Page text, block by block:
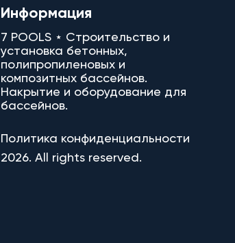
Информация
7 POOLS ⋆ Строительство и
установка бетонных,
полипропиленовых и
композитных бассейнов.
Накрытие и оборудование для
бассейнов.
Политика конфиденциальности
2026. All rights reserved.